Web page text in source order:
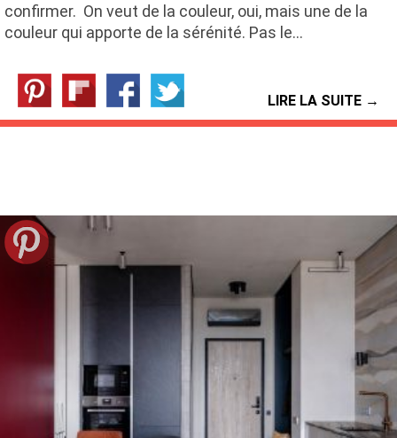
confirmer. On veut de la couleur, oui, mais une de la
couleur qui apporte de la sérénité. Pas le…
LIRE LA SUITE →